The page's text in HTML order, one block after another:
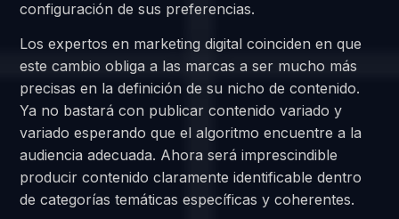
configuración de sus preferencias.
Los expertos en marketing digital coinciden en que
este cambio obliga a las marcas a ser mucho más
precisas en la definición de su nicho de contenido.
Ya no bastará con publicar contenido variado y
variado esperando que el algoritmo encuentre a la
audiencia adecuada. Ahora será imprescindible
producir contenido claramente identificable dentro
de categorías temáticas específicas y coherentes.